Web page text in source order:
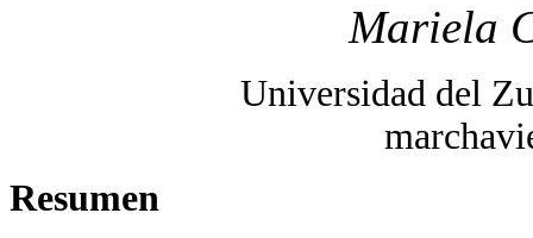
Mariela
Universidad del
Resumen